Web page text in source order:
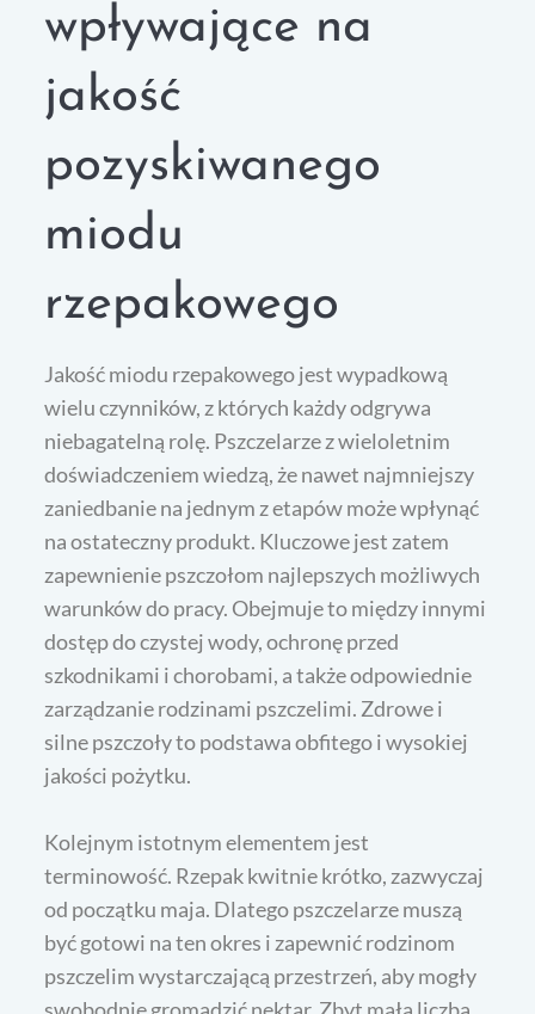
wpływające na
jakość
pozyskiwanego
miodu
rzepakowego
Jakość miodu rzepakowego jest wypadkową
wielu czynników, z których każdy odgrywa
niebagatelną rolę. Pszczelarze z wieloletnim
doświadczeniem wiedzą, że nawet najmniejszy
zaniedbanie na jednym z etapów może wpłynąć
na ostateczny produkt. Kluczowe jest zatem
zapewnienie pszczołom najlepszych możliwych
warunków do pracy. Obejmuje to między innymi
dostęp do czystej wody, ochronę przed
szkodnikami i chorobami, a także odpowiednie
zarządzanie rodzinami pszczelimi. Zdrowe i
silne pszczoły to podstawa obfitego i wysokiej
jakości pożytku.
Kolejnym istotnym elementem jest
terminowość. Rzepak kwitnie krótko, zazwyczaj
od początku maja. Dlatego pszczelarze muszą
być gotowi na ten okres i zapewnić rodzinom
pszczelim wystarczającą przestrzeń, aby mogły
swobodnie gromadzić nektar. Zbyt mała liczba